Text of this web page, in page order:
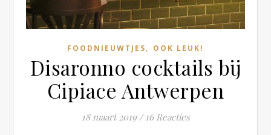
FOODNIEUWTJES, OOK LEUK!
Disaronno cocktails bij
Cipiace Antwerpen
18 maart 2019 / 16 Reacties